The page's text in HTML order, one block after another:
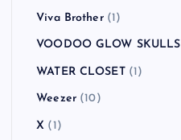
Viva Brother(1)
VOODOO GLOW SKULLS
WATER CLOSET(1)
Weezer(10)
X (1)